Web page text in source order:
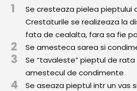
Rețete cu Carne
Rețete Vegetariene
Salate
Sandwichuri și Wraps
Supe și Ciorbe
1
Se cresteaza pielea pieptului
Crestaturile se realizeaza la
fata de cealalta, fara sa fie
2 Se amesteca sarea si
3
Se “tavaleste” pieptul de
amestecul de condimente
4
Se aseaza pieptul intr un vas